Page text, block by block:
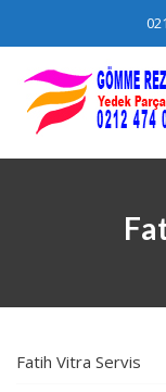
content
Fatih Vitra Servis